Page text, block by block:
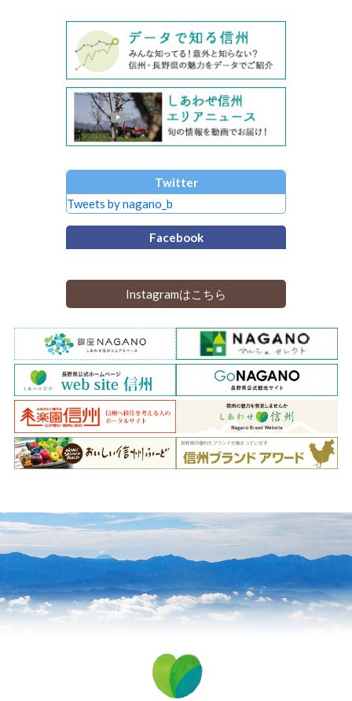
Twitter
Tweets by nagano_b
Facebook
Instagramはこちら